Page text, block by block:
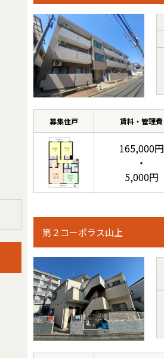
募集住戸 賃料・管理費
165,000円
・
5,000円
第２コーポラス山上